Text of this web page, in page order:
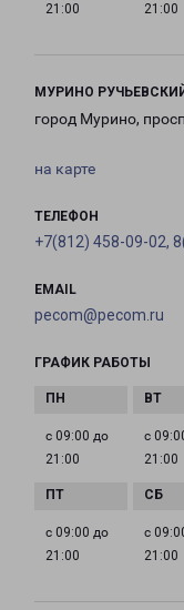
21:00
21:00
МУРИНО
город Мурино,
на карте
ТЕЛЕФОН
+7(812) 458-09-02,
EMAIL
pecom@pecom.ru
ГРАФИК РАБОТЫ
с 09:00 до
21:00
с
21:00
с 09:00 до
21:00
с
21:00